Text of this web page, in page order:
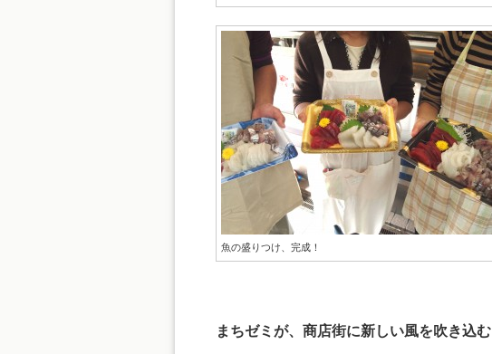
魚の盛りつけ、完成！
まちゼミが、商店街に新しい風を吹き込む